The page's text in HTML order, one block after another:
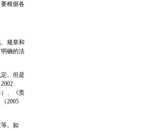
根据各
规章和
确的法
。但是
、《贵
2005
。如